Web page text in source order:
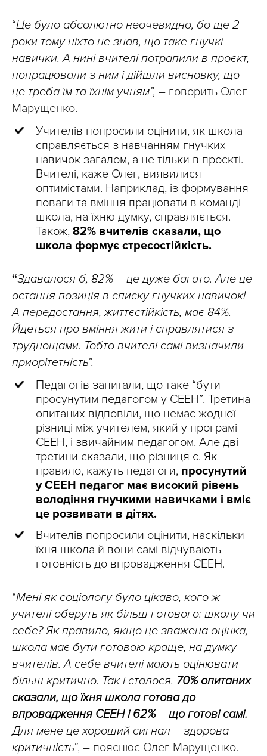
“Це було абсолютно неочевидно, бо ще 2
роки тому ніхто не знав, що таке гнучкі
навички. А нині вчителі потрапили в проєкт,
попрацювали з ним і дійшли висновку, що
це треба їм та їхнім учням”, – говорить Олег
Марущенко.
Учителів попросили оцінити, як школа
справляється з навчанням гнучких
навичок загалом, а не тільки в проєкті.
Вчителі, каже Олег, виявилися
оптимістами. Наприклад, із формування
поваги та вміння працювати в команді
школа, на їхню думку, справляється.
Також, 82% вчителів сказали, що
школа формує стресостійкість.
“Здавалося б, 82% – це дуже багато. Але це
остання позиція в списку гнучких навичок!
А передостання, життєстійкість, має 84%.
Йдеться про вміння жити і справлятися з
труднощами. Тобто вчителі самі визначили
приорітетність”.
Педагогів запитали, що таке “бути
просунутим педагогом у СЕЕН”. Третина
опитаних відповіли, що немає жодної
різниці між учителем, який у програмі
СЕЕН, і звичайним педагогом. Але дві
третини сказали, що різниця є. Як
правило, кажуть педагоги, просунутий
у СЕЕН педагог має високий рівень
володіння гнучкими навичками і вміє
це розвивати в дітях.
Вчителів попросили оцінити, наскільки
їхня школа й вони самі відчувають
готовність до впровадження СЕЕН.
“Мені як соціологу було цікаво, кого ж
учителі оберуть як більш готового: школу чи
себе? Як правило, якщо це зважена оцінка,
школа має бути готовою краще, на думку
вчителів. А себе вчителі мають оцінювати
більш критично. Так і сталося. 70% опитаних
сказали, що їхня школа готова до
впровадження СЕЕН і 62%– що готові самі.
Для мене це хороший сигнал – здорова
критичність”, – пояснює Олег Марущенко.